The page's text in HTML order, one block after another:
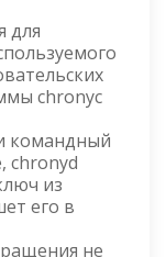
для
chronyc
командный
chronyd
из
его в
не